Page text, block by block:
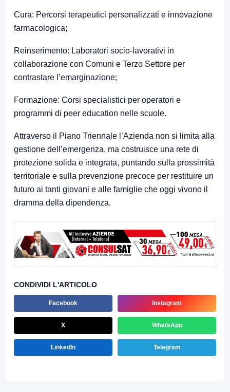
Cura: Percorsi terapeutici personalizzati e innovazione
farmacologica;
Reinserimento: Laboratori socio-lavorativi in
collaborazione con Comuni e Terzo Settore per
contrastare l’emarginazione;
Formazione: Corsi specialistici per operatori e
programmi di peer education nelle scuole.
Attraverso il Piano Triennale l’Azienda non si limita alla
gestione dell’emergenza, ma costruisce una rete di
protezione solida e integrata, puntando sulla prossimità
territoriale e sulla prevenzione precoce per restituire un
futuro ai tanti giovani e alle famiglie che oggi vivono il
dramma della dipendenza.
CONDIVIDI L'ARTICOLO
Facebook Instagram
X WhatsApp
LinkedIn Telegram